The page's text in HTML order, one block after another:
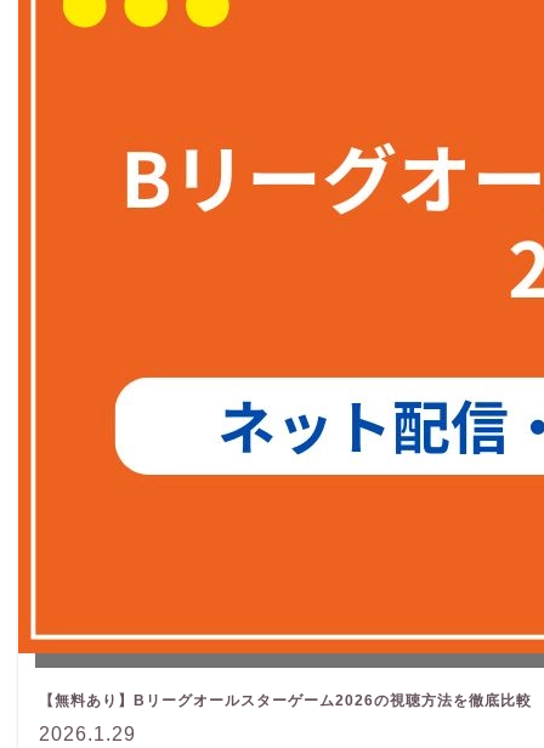
【無料あり】Bリーグオールスターゲーム2026の視聴方法を徹底比
2026.1.29